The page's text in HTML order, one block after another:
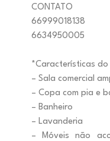
CONTATO
66999018138
6634950005
*Características do
– Sala comercial
– Copa com pia e
– Banheiro
– Lavanderia
– Móveis não